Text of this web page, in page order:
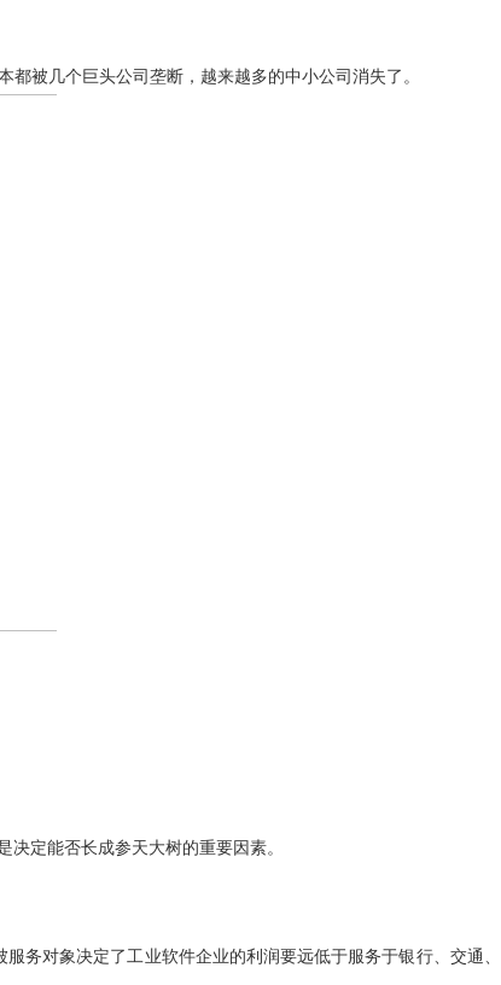
被几个巨头公司垄断，越来越多的中小公司消失了。
定能否长成参天大树的重要因素。
务对象决定了工业软件企业的利润要远低于服务于银行、交通